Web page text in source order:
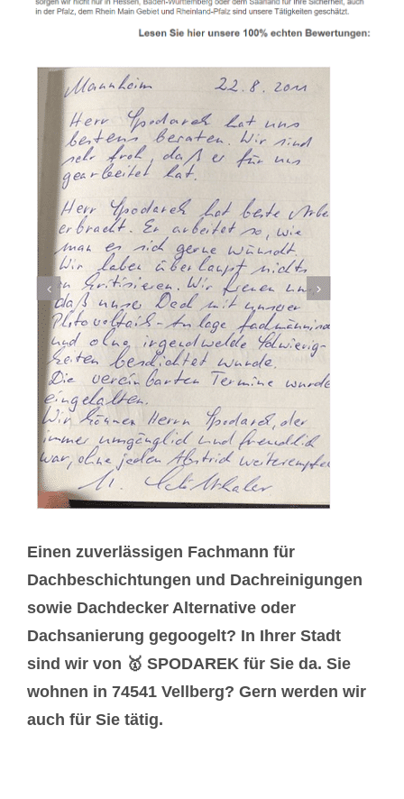
Einen zuverlässigen Fachmann für
Dachbeschichtungen und Dachreinigungen
sowie Dachdecker Alternative oder
Dachsanierung gegoogelt? In Ihrer Stadt
sind wir von 🥇 SPODAREK für Sie da. Sie
wohnen in 74541 Vellberg? Gern werden wir
auch für Sie tätig.